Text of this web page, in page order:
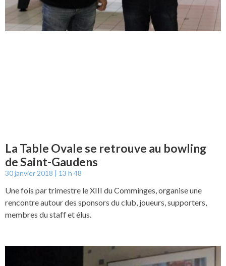
La Table Ovale se retrouve au bowling
de Saint-Gaudens
30 janvier 2018 13 h 48
Une fois par trimestre le XIII du Comminges, organise une
rencontre autour des sponsors du club, joueurs, supporters,
membres du staff et élus.